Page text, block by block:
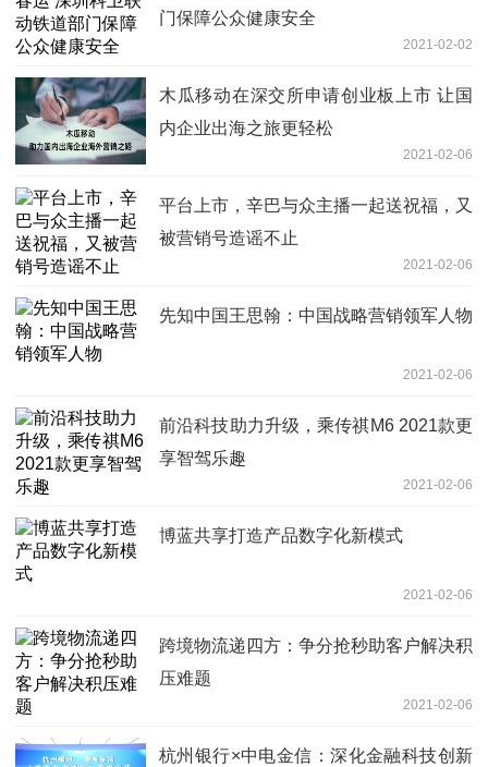
门保障公众健康安全
2021-02-02
木瓜移动在深交所申请创业板上市 让国
内企业出海之旅更轻松
2021-02-06
平台上市，辛巴与众主播一起送祝福，又
被营销号造谣不止
2021-02-06
先知中国王思翰：中国战略营销领军人物
2021-02-06
前沿科技助力升级，乘传祺M6 2021款更
享智驾乐趣
2021-02-06
博蓝共享打造产品数字化新模式
2021-02-06
跨境物流递四方：争分抢秒助客户解决积
压难题
2021-02-06
杭州银行×中电金信：深化金融科技创新